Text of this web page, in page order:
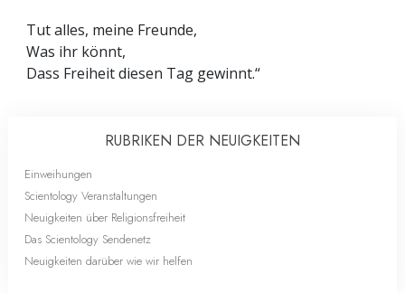
Tut alles, meine Freunde,
Was ihr könnt,
Dass Freiheit diesen Tag gewinnt.“
RUBRIKEN DER NEUIGKEITEN
Einweihungen
Scientology Veranstaltungen
Neuigkeiten über Religionsfreiheit
Das Scientology Sendenetz
Neuigkeiten darüber wie wir helfen